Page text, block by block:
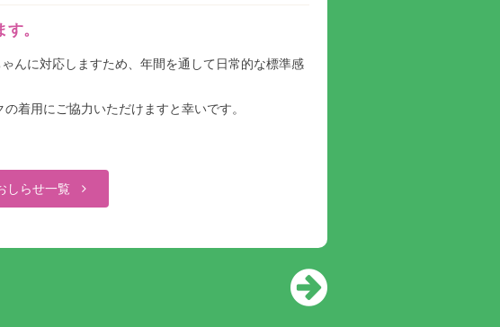
。
んに対応しますため、年間を通して日常的な標準感
着用にご協力いただけますと幸いです。
しらせ一覧